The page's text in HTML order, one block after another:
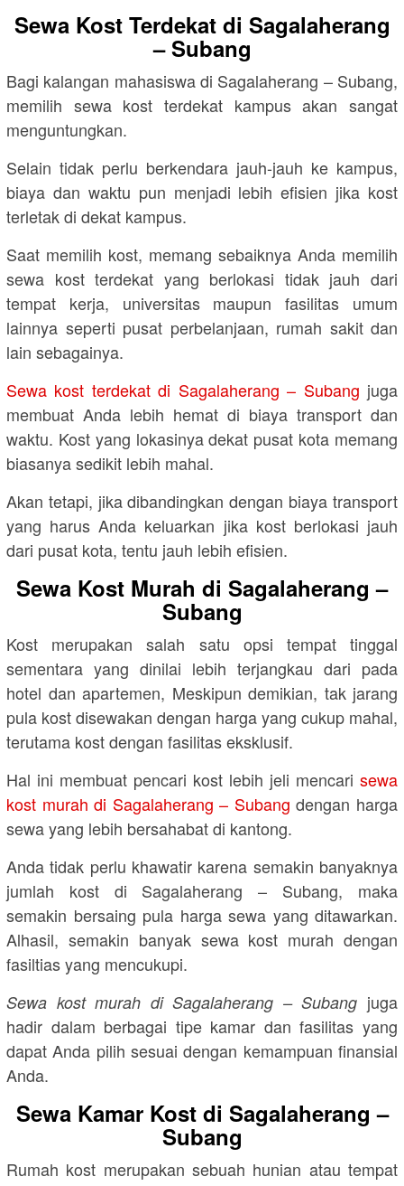
Sewa Kost Terdekat di Sagalaherang
– Subang
Bagi kalangan mahasiswa di Sagalaherang – Subang,
memilih sewa kost terdekat kampus akan sangat
menguntungkan.
Selain tidak perlu berkendara jauh-jauh ke kampus,
biaya dan waktu pun menjadi lebih efisien jika kost
terletak di dekat kampus.
Saat memilih kost, memang sebaiknya Anda memilih
sewa kost terdekat yang berlokasi tidak jauh dari
tempat kerja, universitas maupun fasilitas umum
lainnya seperti pusat perbelanjaan, rumah sakit dan
lain sebagainya.
Sewa kost terdekat di Sagalaherang – Subang juga
membuat Anda lebih hemat di biaya transport dan
waktu. Kost yang lokasinya dekat pusat kota memang
biasanya sedikit lebih mahal.
Akan tetapi, jika dibandingkan dengan biaya transport
yang harus Anda keluarkan jika kost berlokasi jauh
dari pusat kota, tentu jauh lebih efisien.
Sewa Kost Murah di Sagalaherang –
Subang
Kost merupakan salah satu opsi tempat tinggal
sementara yang dinilai lebih terjangkau dari pada
hotel dan apartemen, Meskipun demikian, tak jarang
pula kost disewakan dengan harga yang cukup mahal,
terutama kost dengan fasilitas eksklusif.
Hal ini membuat pencari kost lebih jeli mencari sewa
kost murah di Sagalaherang – Subang dengan harga
sewa yang lebih bersahabat di kantong.
Anda tidak perlu khawatir karena semakin banyaknya
jumlah kost di Sagalaherang – Subang, maka
semakin bersaing pula harga sewa yang ditawarkan.
Alhasil, semakin banyak sewa kost murah dengan
fasiltias yang mencukupi.
Sewa kost murah di Sagalaherang – Subang juga
hadir dalam berbagai tipe kamar dan fasilitas yang
dapat Anda pilih sesuai dengan kemampuan finansial
Anda.
Sewa Kamar Kost di Sagalaherang –
Subang
Rumah kost merupakan sebuah hunian atau tempat